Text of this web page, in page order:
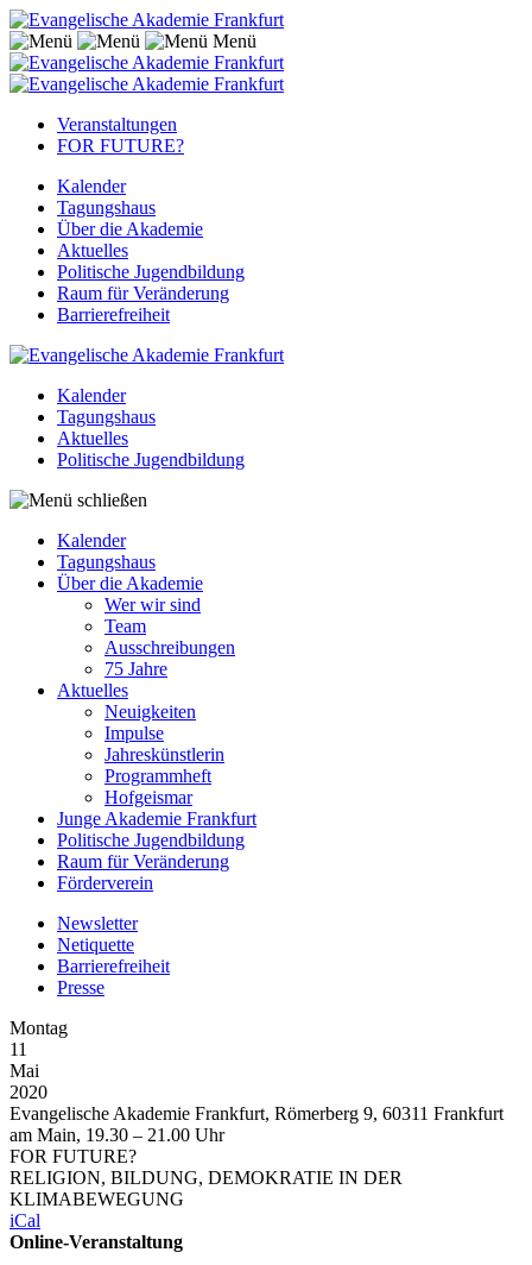
Menü
Veranstaltungen
FOR FUTURE?
Kalender
Tagungshaus
Über die Akademie
Aktuelles
Politische Jugendbildung
Raum für Veränderung
Barrierefreiheit
Kalender
Tagungshaus
Aktuelles
Politische Jugendbildung
Kalender
Tagungshaus
Über die Akademie
Wer wir sind
Team
Ausschreibungen
75 Jahre
Aktuelles
Neuigkeiten
Impulse
Jahreskünstlerin
Programmheft
Hofgeismar
Junge Akademie Frankfurt
Politische Jugendbildung
Raum für Veränderung
Förderverein
Newsletter
Netiquette
Barrierefreiheit
Presse
Montag
11
Mai
2020
Evangelische Akademie Frankfurt, Römerberg 9, 60311 Frankfurt
am Main, 19.30 – 21.00 Uhr
FOR FUTURE?
RELIGION, BILDUNG, DEMOKRATIE IN DER
KLIMABEWEGUNG
iCal
Online-Veranstaltung